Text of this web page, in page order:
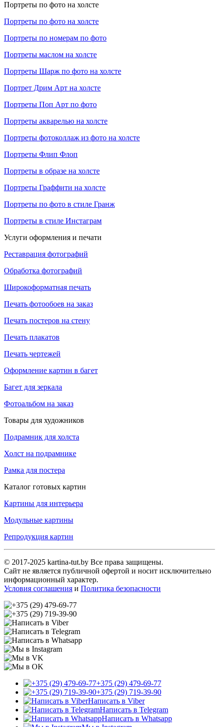
Портреты по фото на холсте
Портреты по фото на холсте
Портреты по номерам по фото
Портреты маслом на холсте
Портреты Шарж по фото на холсте
Портрет Дрим Арт на холсте
Портреты Поп Арт по фото
Портреты акварелью на холсте
Портреты фотоколлаж из фото на холсте
Портреты Флип Флоп
Портреты в образе на холсте
Портреты Граффити на холсте
Портреты по фото в стиле Гранж
Портреты в стиле Инстаграм
Услуги оформления и печати
Реставрация фотографий
Обработка фотографий
Широкоформатная печать
Печать фотообоев на заказ
Печать постеров на стену
Печать плакатов
Печать чертежей
Оформление картин в багет
Багет для зеркала
Фотоальбом на заказ
Товары для художников
Подрамник для холста
Холст на подрамнике
Рамка для постера
Каталог готовых картин
Картины для интерьера
Модульные картины
Репродукция картин
© 2017-2025 kartina-tut.by Все права защищены.
Сайт не является публичной офертой и носит исключительно
информационный характер.
Условия соглашения и Политика безопасности
+375 (29) 479-69-77
+375 (29) 719-39-90
Написать в Viber
Написать в Telegram
Написать в Whatsapp